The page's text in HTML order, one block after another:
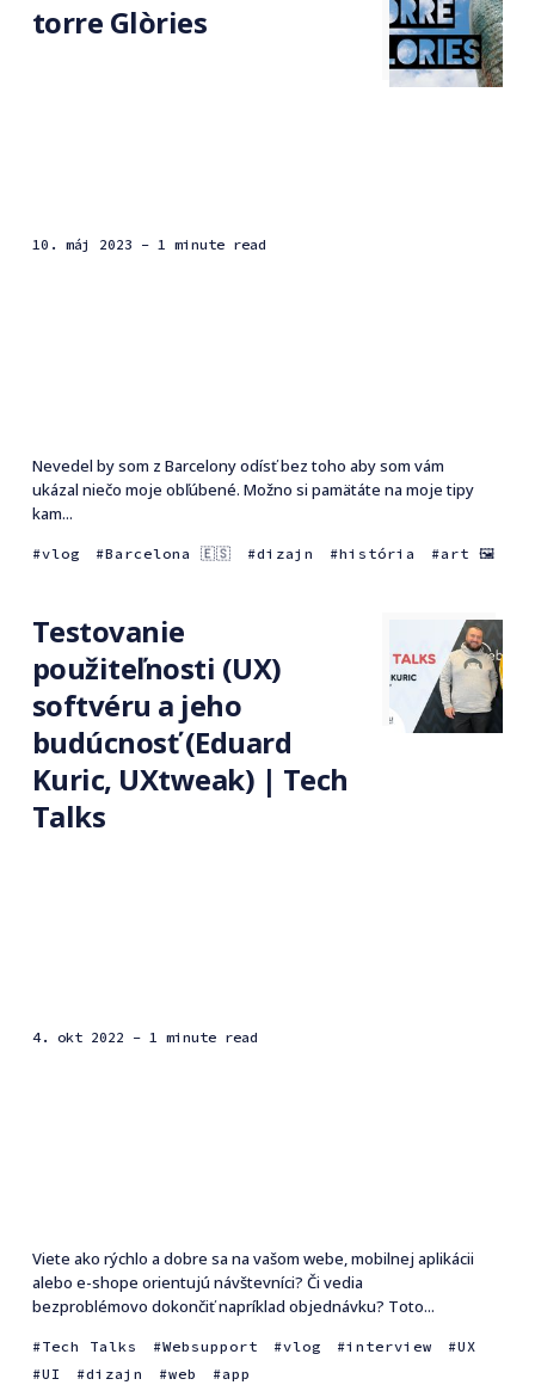
torre Glòries
10. máj 2023 - 1 minute read
Nevedel by som z Barcelony odísť bez toho aby som vám
ukázal niečo moje obľúbené. Možno si pamätáte na moje tipy
kam...
vlog Barcelona 🇪🇸 dizajn história art 🖼
Testovanie
použiteľnosti (UX)
softvéru a jeho
budúcnosť (Eduard
Kuric, UXtweak) | Tech
Talks
4. okt 2022 - 1 minute read
Viete ako rýchlo a dobre sa na vašom webe, mobilnej aplikácii
alebo e-shope orientujú návštevníci? Či vedia
bezproblémovo dokončiť napríklad objednávku? Toto...
Tech Talks Websupport vlog interview
UX
UI
dizajn web app